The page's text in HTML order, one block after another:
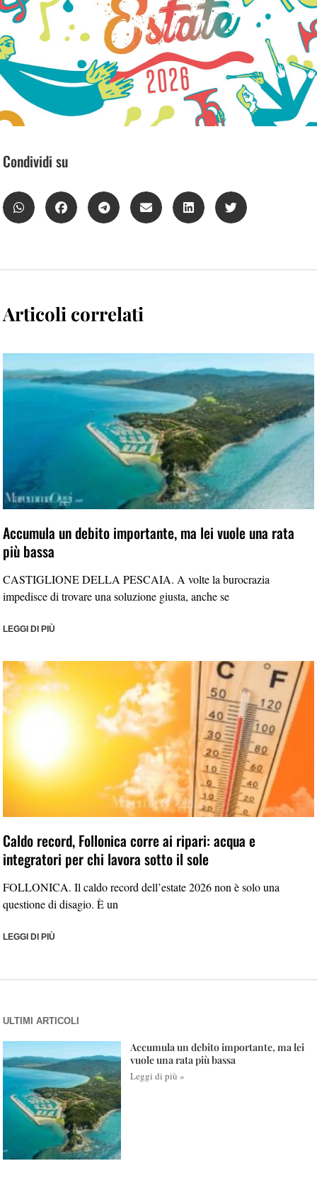
Condividi su
Articoli correlati
Accumula un debito importante, ma lei vuole una rata
più bassa
CASTIGLIONE DELLA PESCAIA. A volte la burocrazia
impedisce di trovare una soluzione giusta, anche se
LEGGI DI PIÙ
Caldo record, Follonica corre ai ripari: acqua e
integratori per chi lavora sotto il sole
FOLLONICA. Il caldo record dell’estate 2026 non è solo una
questione di disagio. È un
LEGGI DI PIÙ
ULTIMI ARTICOLI
Accumula un debito importante, ma lei
vuole una rata più bassa
Leggi di più »